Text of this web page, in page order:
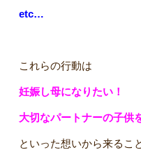
etc…
これらの行動は
妊娠し母になりたい！
大切なパートナーの子供
といった想いから来るこ